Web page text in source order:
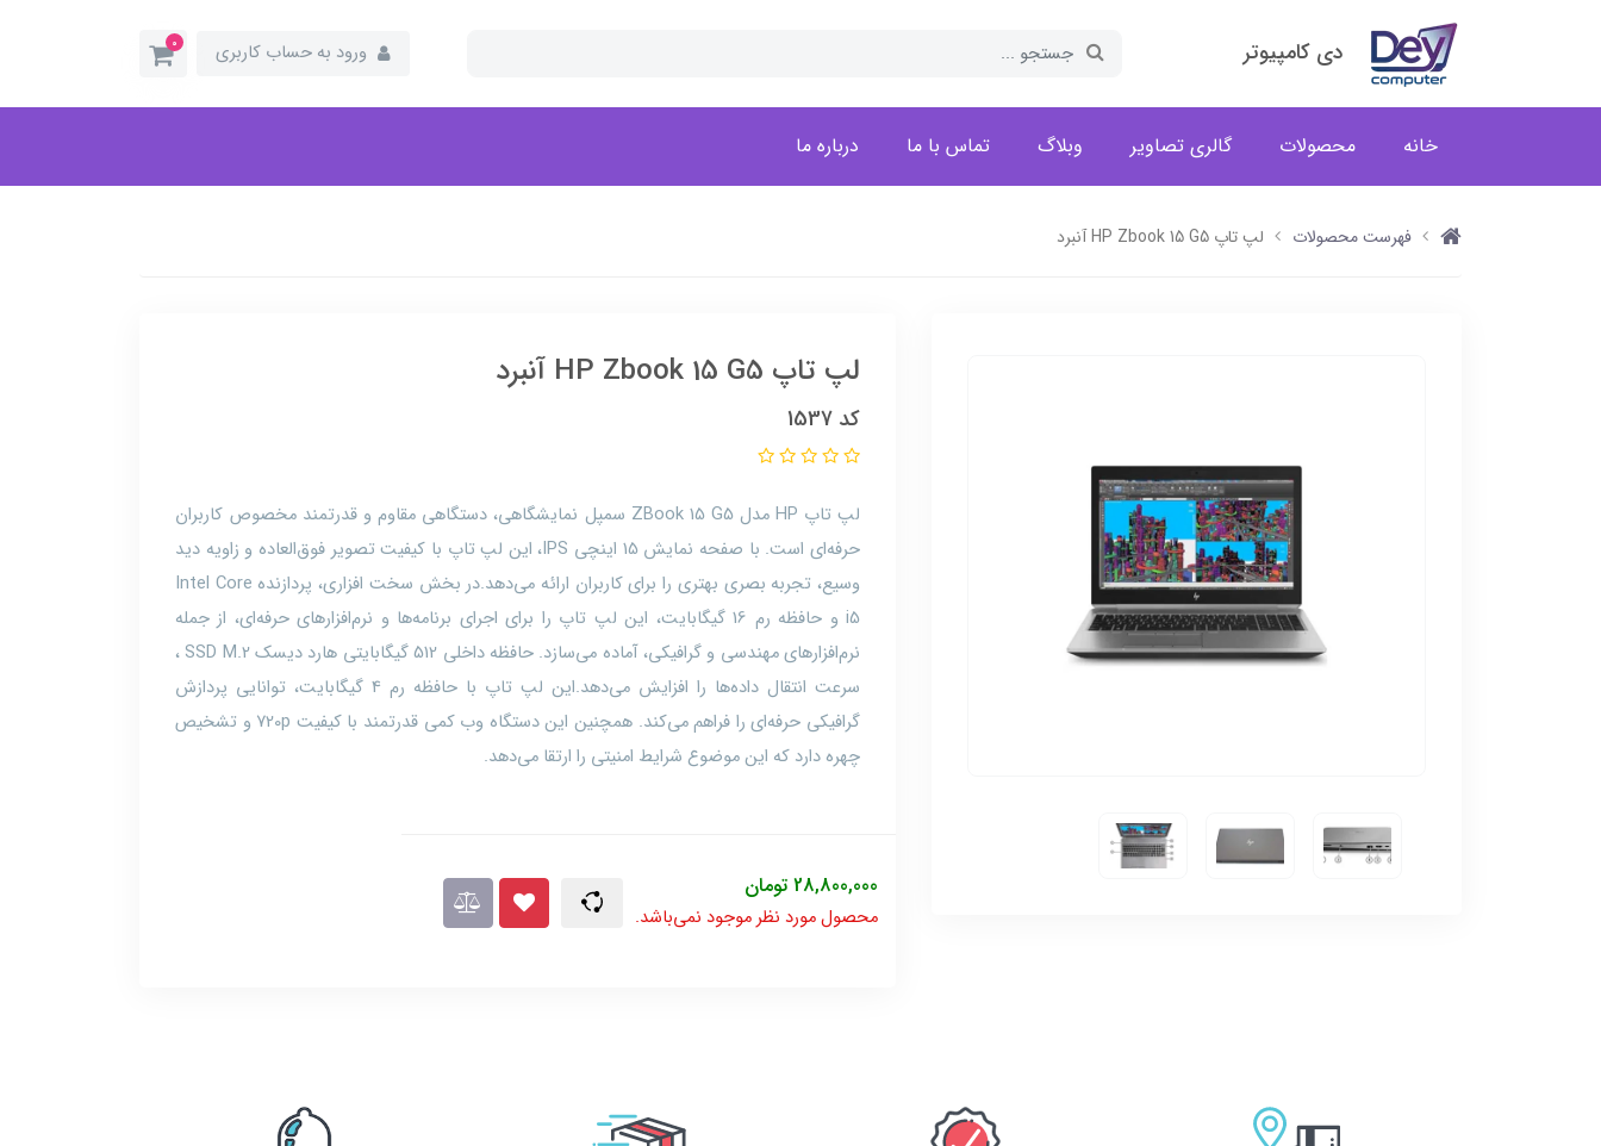
دی کامپیوتر ورود به حساب کاربری 0
خانه محصولات گالری تصاویر وبلاگ تماس با ما درباره ما
فهرست محصولات لپ تاپ HP Zbook 15 G5 آنبرد
لپ تاپ HP Zbook 15 G5 آنبرد
کد 1537
لپ تاپ HP مدل ZBook 15 G5 سمپل نمایشگاهی، دستگاهی مقاوم و قدرتمند مخصوص کاربران
حرفه‌ای است. با صفحه نمایش 15 اینچی IPS، این لپ تاپ با کیفیت تصویر فوق‌العاده و زاویه دید
وسیع، تجربه بصری بهتری را برای کاربران ارائه می‌دهد.در بخش سخت افزاری، پردازنده Intel Core
i5 و حافظه رم 16 گیگابایت، این لپ تاپ را برای اجرای برنامه‌ها و نرم‌افزارهای حرفه‌ای، از جمله
نرم‌افزارهای مهندسی و گرافیکی، آماده می‌سازد. حافظه داخلی 512 گیگابایتی هارد دیسک SSD M.2 ،
سرعت انتقال داده‌ها را افزایش می‌دهد.این لپ تاپ با حافظه رم 4 گیگابایت، توانایی پردازش
گرافیکی حرفه‌ای را فراهم می‌کند. همچنین این دستگاه وب کمی قدرتمند با کیفیت 720p و تشخیص
چهره دارد که این موضوع شرایط امنیتی را ارتقا می‌دهد.
28,800,000 تومان
محصول مورد نظر موجود نمی‌باشد.